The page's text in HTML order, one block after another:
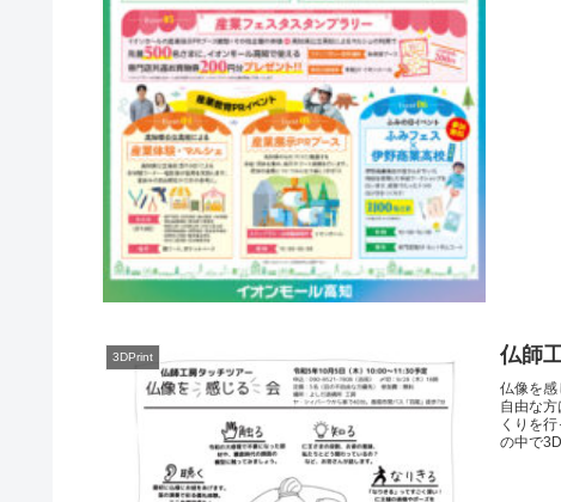
3DPrint 仏師
仏像を
自由な
くりを
の中で